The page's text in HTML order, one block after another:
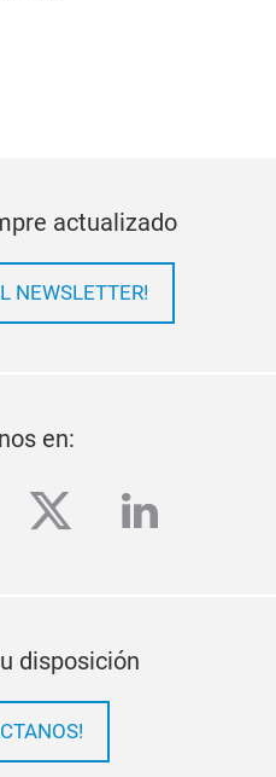
actualizado
NEWSLETTER!
en:
twitterlinkedin
disposición